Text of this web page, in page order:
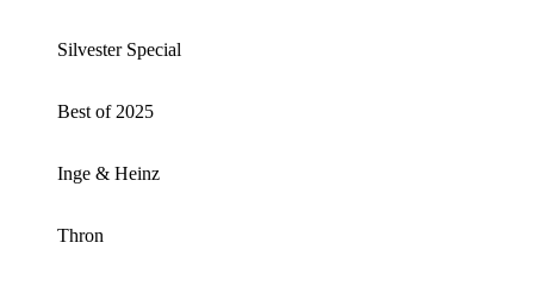
Silvester Special
Best of 2025
Inge & Heinz
Thron